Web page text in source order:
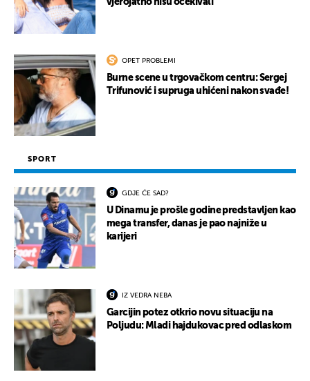
vjerojatno nisu očekivali
OPET PROBLEMI
Burne scene u trgovačkom centru: Sergej
Trifunović i supruga uhićeni nakon svađe!
SPORT
GDJE ĆE SAD?
U Dinamu je prošle godine predstavljen kao
mega transfer, danas je pao najniže u
karijeri
IZ VEDRA NEBA
Garcijin potez otkrio novu situaciju na
Poljudu: Mladi hajdukovac pred odlaskom